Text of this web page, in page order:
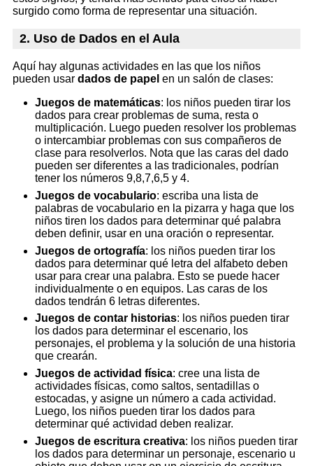
surgido como forma de representar una situación.
2. Uso de Dados en el Aula
Aquí hay algunas actividades en las que los niños
pueden usar dados de papel en un salón de clases:
Juegos de matemáticas: los niños pueden tirar los
dados para crear problemas de suma, resta o
multiplicación. Luego pueden resolver los problemas
o intercambiar problemas con sus compañeros de
clase para resolverlos. Nota que las caras del dado
pueden ser diferentes a las tradicionales, podrían
tener los números 9,8,7,6,5 y 4.
Juegos de vocabulario: escriba una lista de
palabras de vocabulario en la pizarra y haga que los
niños tiren los dados para determinar qué palabra
deben definir, usar en una oración o representar.
Juegos de ortografía: los niños pueden tirar los
dados para determinar qué letra del alfabeto deben
usar para crear una palabra. Esto se puede hacer
individualmente o en equipos. Las caras de los
dados tendrán 6 letras diferentes.
Juegos de contar historias: los niños pueden tirar
los dados para determinar el escenario, los
personajes, el problema y la solución de una historia
que crearán.
Juegos de actividad física: cree una lista de
actividades físicas, como saltos, sentadillas o
estocadas, y asigne un número a cada actividad.
Luego, los niños pueden tirar los dados para
determinar qué actividad deben realizar.
Juegos de escritura creativa: los niños pueden tirar
los dados para determinar un personaje, escenario u